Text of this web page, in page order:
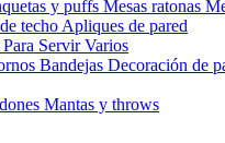
y puffs Mesas ratonas
techo Apliques de pared
Para ServirVarios
Bandejas Decoración de
Mantas y throws